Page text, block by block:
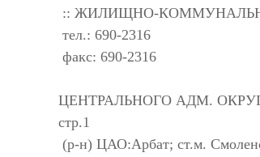
:: ЖИЛИЩНО-
тел.: 690-2316
факс: 690-2316
ЦЕНТРАЛЬНОГО АДМ. ОКРУГА;
стр.1
(р-н) ЦАО:Арбат; ст.м.